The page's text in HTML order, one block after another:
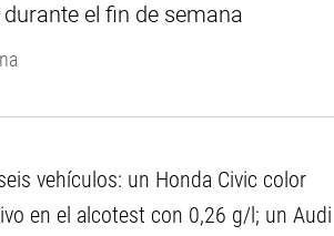
vehículos: un Honda Civic color
en el alcotest con 0,26 g/l; un Audi